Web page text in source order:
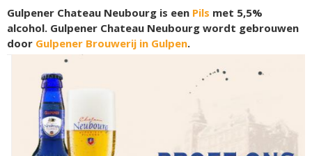
Gulpener Chateau Neubourg is een Pils met 5,5%
alcohol. Gulpener Chateau Neubourg wordt gebrouwen
door Gulpener Brouwerij in Gulpen.